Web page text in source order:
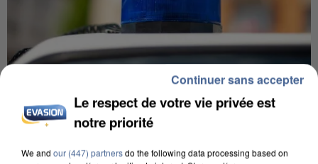
IL TUE SON FILS ET ENVOIE DES PHOTOS À SON
EX-COMPAGNE À NICE
Le respect de votre vie privée est
notre priorité
We and our (447) partnersdo the following data processing based on
Continuer sans accepter